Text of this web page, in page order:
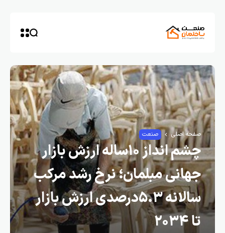
صفحه اصلی صنعت
چشم انداز ۱۰ساله ارزش بازار
جهانی مبلمان؛ نرخ رشد مرکب
سالانه ۵.۳درصدی ارزش بازار
تا ۲۰۳۴